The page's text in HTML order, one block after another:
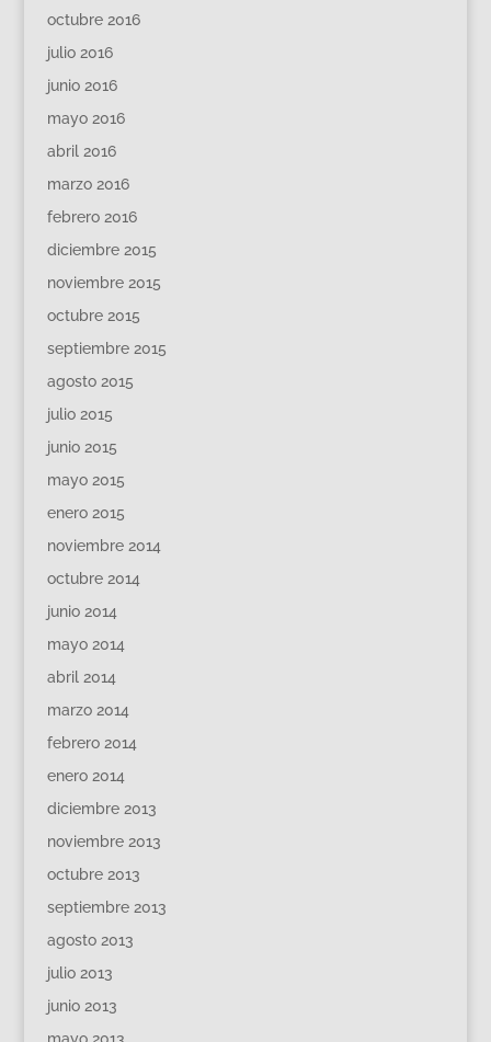
octubre 2016
julio 2016
junio 2016
mayo 2016
abril 2016
marzo 2016
febrero 2016
diciembre 2015
noviembre 2015
octubre 2015
septiembre 2015
agosto 2015
julio 2015
junio 2015
mayo 2015
enero 2015
noviembre 2014
octubre 2014
junio 2014
mayo 2014
abril 2014
marzo 2014
febrero 2014
enero 2014
diciembre 2013
noviembre 2013
octubre 2013
septiembre 2013
agosto 2013
julio 2013
junio 2013